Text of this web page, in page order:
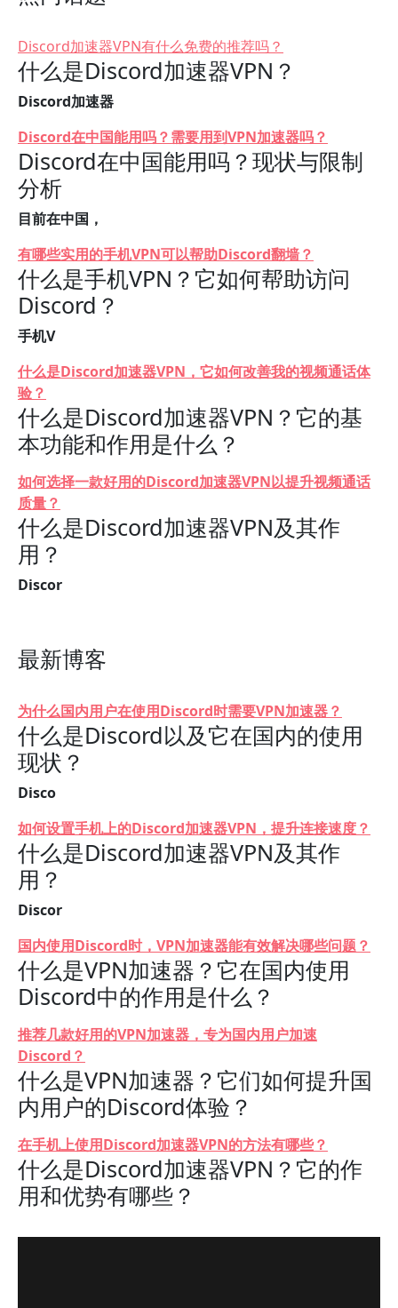
Discord加速器VPN有什么免费的推荐吗？
什么是Discord加速器VPN？
Discord加速器
Discord在中国能用吗？需要用到VPN加速器吗？
Discord在中国能用吗？现状与限制
分析
目前在中国，
有哪些实用的手机VPN可以帮助Discord翻墙？
什么是手机VPN？它如何帮助访问
Discord？
手机V
什么是Discord加速器VPN，它如何改善我的视频通话体
验？
什么是Discord加速器VPN？它的基
本功能和作用是什么？
如何选择一款好用的Discord加速器VPN以提升视频通话
质量？
什么是Discord加速器VPN及其作
用？
Discor
最新博客
为什么国内用户在使用Discord时需要VPN加速器？
什么是Discord以及它在国内的使用
现状？
Disco
如何设置手机上的Discord加速器VPN，提升连接速度？
什么是Discord加速器VPN及其作
用？
Discor
国内使用Discord时，VPN加速器能有效解决哪些问题？
什么是VPN加速器？它在国内使用
Discord中的作用是什么？
推荐几款好用的VPN加速器，专为国内用户加速
Discord？
什么是VPN加速器？它们如何提升国
内用户的Discord体验？
在手机上使用Discord加速器VPN的方法有哪些？
什么是Discord加速器VPN？它的作
用和优势有哪些？